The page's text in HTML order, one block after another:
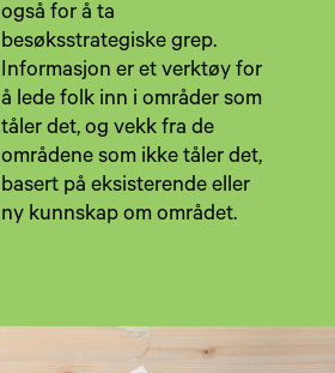
også for å ta
besøksstrategiske grep.
Informasjon er et verktøy for
å lede folk inn i områder som
tåler det, og vekk fra de
områdene som ikke tåler det,
basert på eksisterende eller
ny kunnskap om området.